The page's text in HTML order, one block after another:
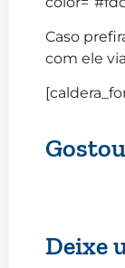
Caso
com ele via
Deixe